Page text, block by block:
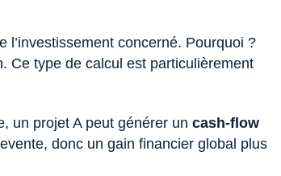
l’investissement concerné. Pourquoi ?
Ce type de calcul est particulièrement
un projet A peut générer un cash-flow
donc un gain financier global plus